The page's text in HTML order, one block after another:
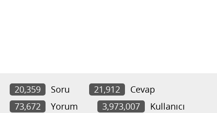
20,359 Soru 21,912
Cevap
73,672
Yorum 3,973,007 Kullanıcı